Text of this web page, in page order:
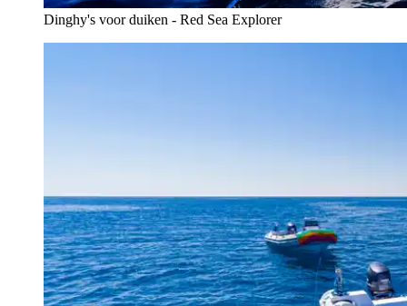
Dinghy's voor duiken - Red Sea Explorer